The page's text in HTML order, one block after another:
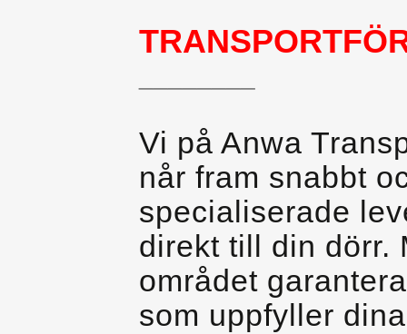
Vi på Anwa
når fram snabbt
specialiserade
direkt till din dörr.
området
som uppfyller